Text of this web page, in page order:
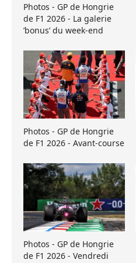
Photos - GP de Hongrie
de F1 2026 - La galerie
’bonus’ du week-end
Photos - GP de Hongrie
de F1 2026 - Avant-course
Photos - GP de Hongrie
de F1 2026 - Vendredi